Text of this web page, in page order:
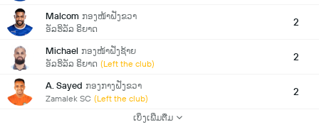
Malcom ກອງໜ້າຝັ່ງຂວາ
ອັລຮິລັລ ຣິຍາດ
2
Michael ກອງໜ້າຝັ່ງຊ້າຍ
ອັລຮິລັລ ຣິຍາດ (Left the club)
2
A. Sayed ກອງກາງຝັ່ງຂວາ
Zamalek SC (Left the club)
2
ເບິ່ງເພີ່ມຕື່ມ